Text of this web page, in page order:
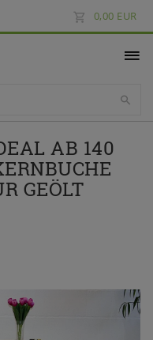
0,00 EUR
AB 140
GEÖLT